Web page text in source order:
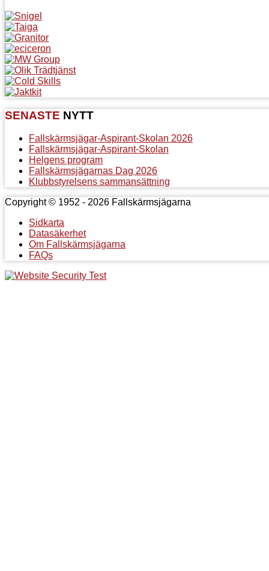
SENASTE NYTT
Fallskärmsjägar-Aspirant-Skolan 2026
Fallskärmsjägar-Aspirant-Skolan
Helgens program
Fallskärmsjägarnas Dag 2026
Klubbstyrelsens sammansättning
Copyright © 1952 - 2026 Fallskärmsjägarna
Sidkarta
Datasäkerhet
Om Fallskärmsjägarna
FAQs